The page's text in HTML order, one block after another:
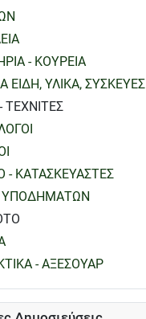
- ΚΟΥΡΕΙΑ
ΕΙΔΗ, ΥΛΙΚΑ, ΣΥΣΚΕΥΕΣ
ΤΕΧΝΙΤΕΣ
- ΚΑΤΑΣΚΕΥΑΣΤΕΣ
ΥΠΟΔΗΜΑΤΩΝ
- ΑΞΕΣΟΥΑΡ